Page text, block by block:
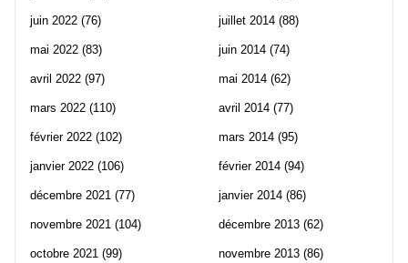
juin 2022 (76)
mai 2022 (83)
avril 2022 (97)
mars 2022 (110)
février 2022 (102)
janvier 2022 (106)
décembre 2021 (77)
novembre 2021 (104)
octobre 2021 (99)
juillet 2014 (88)
juin 2014 (74)
mai 2014 (62)
avril 2014 (77)
mars 2014 (95)
février 2014 (94)
janvier 2014 (86)
décembre 2013 (62)
novembre 2013 (86)